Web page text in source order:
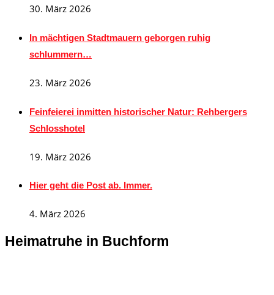
30. März 2026
In mächtigen Stadtmauern geborgen ruhig
schlummern…
23. März 2026
Feinfeierei inmitten historischer Natur: Rehbergers
Schlosshotel
19. März 2026
Hier geht die Post ab. Immer.
4. März 2026
Heimatruhe in Buchform